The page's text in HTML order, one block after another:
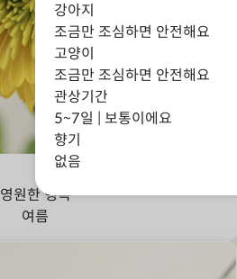
영원한 행복
여름
강아지
조금만 조심하면 안전해요
고양이
조금만 조심하면 안전해요
관상기간
5~7일 | 보통이에요
향기
없음